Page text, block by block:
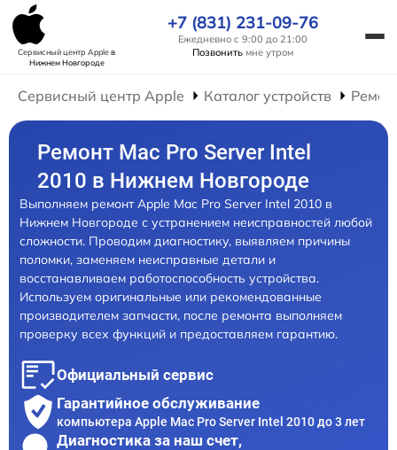
Сервисный центр Appleв
Нижнем Новгороде
+7 (831) 231-09-76
Ежедневно с 9:00 до 21:00
Позвонить мне утром
Сервисный центр Apple Каталог устройств
Ремонт Mac Pro Server Intel
2010 в Нижнем Новгороде
Выполняем ремонт Apple Mac Pro Server Intel 2010 в
Нижнем Новгороде с устранением неисправностей любой
сложности. Проводим диагностику, выявляем причины
поломки, заменяем неисправные детали и
восстанавливаем работоспособность устройства.
Используем оригинальные или рекомендованные
производителем запчасти, после ремонта выполняем
проверку всех функций и предоставляем гарантию.
Официальный сервис
Гарантийное обслуживание
компьютера Apple Mac Pro Server Intel 2010 до 3 лет
Диагностика за наш счет,